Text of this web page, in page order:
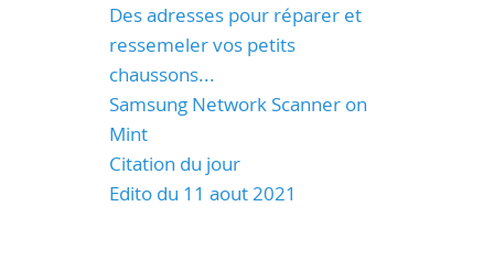
Des adresses pour réparer et
ressemeler vos petits
chaussons...
Samsung Network Scanner on
Mint
Citation du jour
Edito du 11 aout 2021